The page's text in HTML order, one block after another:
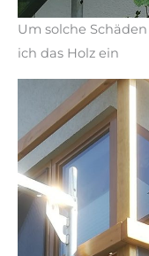
Um solche
ich das Holz ein